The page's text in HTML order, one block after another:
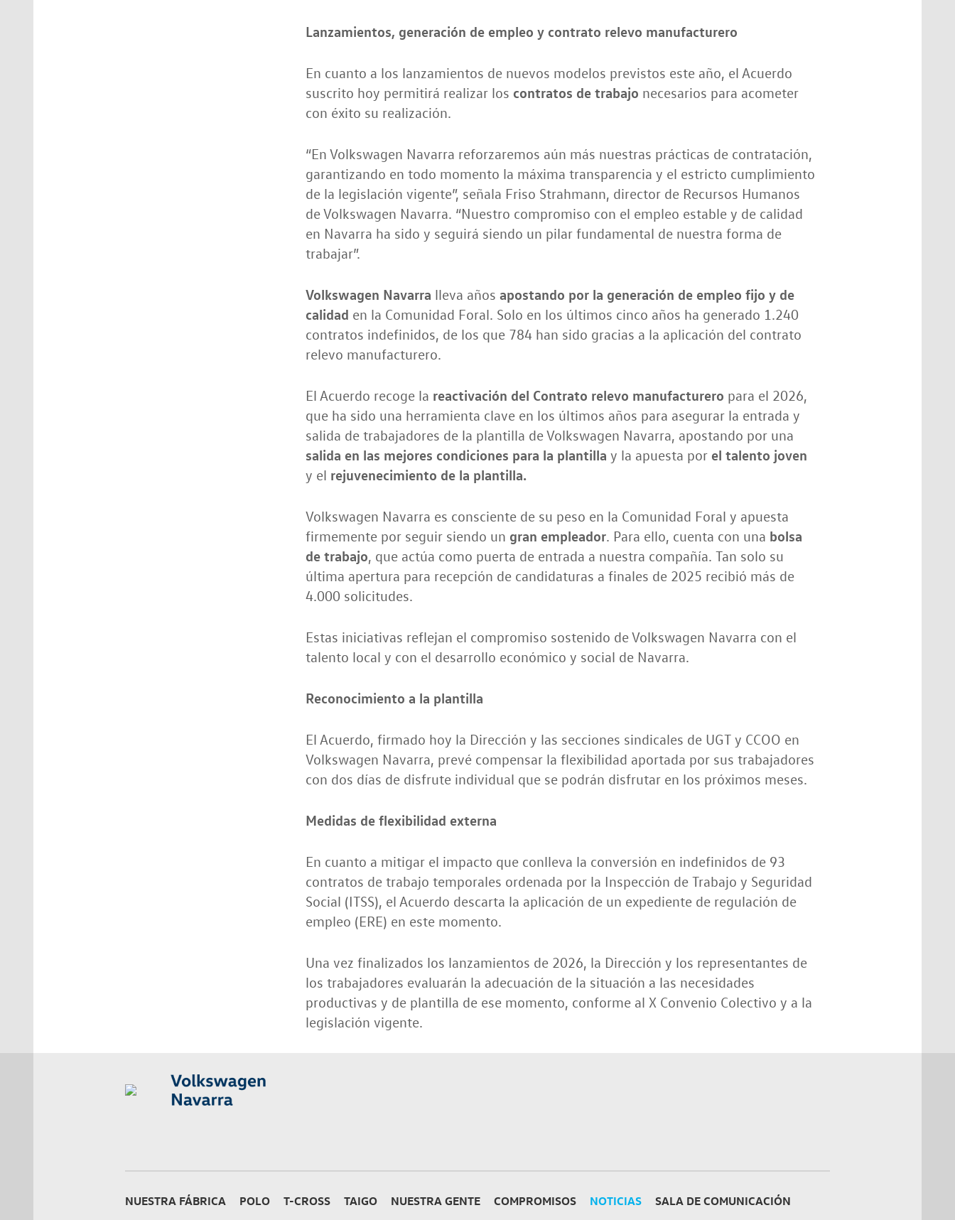
Lanzamientos, generación de empleo y contrato relevo manufacturero
En cuanto a los lanzamientos de nuevos modelos previstos este año, el Acuerdo
suscrito hoy permitirá realizar los contratos de trabajo necesarios para acometer
con éxito su realización.
“En Volkswagen Navarra reforzaremos aún más nuestras prácticas de contratación,
garantizando en todo momento la máxima transparencia y el estricto cumplimiento
de la legislación vigente”, señala Friso Strahmann, director de Recursos Humanos
de Volkswagen Navarra. “Nuestro compromiso con el empleo estable y de calidad
en Navarra ha sido y seguirá siendo un pilar fundamental de nuestra forma de
trabajar”.
Volkswagen Navarra lleva años apostando por la generación de empleo fijo y de
calidad en la Comunidad Foral. Solo en los últimos cinco años ha generado 1.240
contratos indefinidos, de los que 784 han sido gracias a la aplicación del contrato
relevo manufacturero.
El Acuerdo recoge la reactivación del Contrato relevo manufacturero para el 2026,
que ha sido una herramienta clave en los últimos años para asegurar la entrada y
salida de trabajadores de la plantilla de Volkswagen Navarra, apostando por una
salida en las mejores condiciones para la plantilla y la apuesta por el talento joven
y el rejuvenecimiento de la plantilla.
Volkswagen Navarra es consciente de su peso en la Comunidad Foral y apuesta
firmemente por seguir siendo un gran empleador. Para ello, cuenta con una bolsa
de trabajo, que actúa como puerta de entrada a nuestra compañía. Tan solo su
última apertura para recepción de candidaturas a finales de 2025 recibió más de
4.000 solicitudes.
Estas iniciativas reflejan el compromiso sostenido de Volkswagen Navarra con el
talento local y con el desarrollo económico y social de Navarra.
Reconocimiento a la plantilla
El Acuerdo, firmado hoy la Dirección y las secciones sindicales de UGT y CCOO en
Volkswagen Navarra, prevé compensar la flexibilidad aportada por sus trabajadores
con dos días de disfrute individual que se podrán disfrutar en los próximos meses.
Medidas de flexibilidad externa
En cuanto a mitigar el impacto que conlleva la conversión en indefinidos de 93
contratos de trabajo temporales ordenada por la Inspección de Trabajo y Seguridad
Social (ITSS), el Acuerdo descarta la aplicación de un expediente de regulación de
empleo (ERE) en este momento.
Una vez finalizados los lanzamientos de 2026, la Dirección y los representantes de
los trabajadores evaluarán la adecuación de la situación a las necesidades
productivas y de plantilla de ese momento, conforme al X Convenio Colectivo y a la
legislación vigente.
NUESTRA FÁBRICA POLO T-CROSS TAIGO NUESTRA GENTE COMPROMISOS NOTICIAS SALA DE COMUNICACIÓN